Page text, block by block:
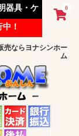
0
器具・ケ
。！
売ならヨナシンホー
ム